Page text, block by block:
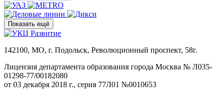
Показать ещё
142100, МО, г. Подольск, Революционный проспект, 58г.
Лицензия департамента образования города Москва № Л035-
01298-77/00182080
от 03 декабря 2018 г., серия 77Л01 №0010653